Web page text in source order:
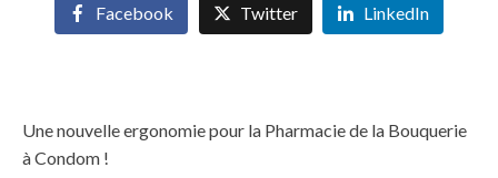
Facebook Twitter LinkedIn
Une nouvelle ergonomie pour la Pharmacie de la Bouquerie
à Condom !